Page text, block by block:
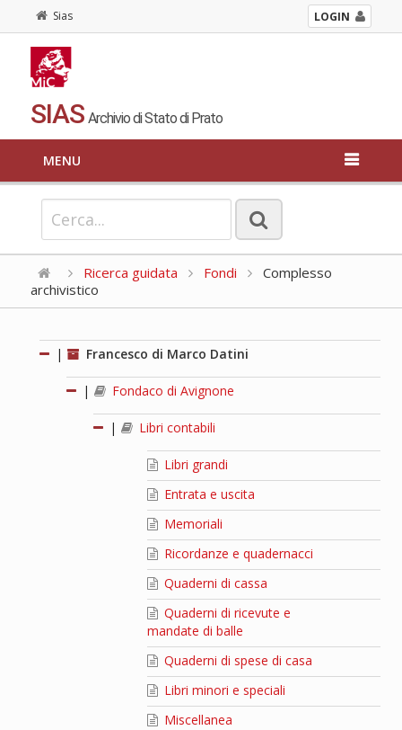
Sias LOGIN
SIAS Archivio di Stato di Prato
MENU
Ricerca guidata Fondi
Complesso
archivistico
| Francesco di Marco Datini
| Fondaco di Avignone
| Libri contabili
Libri grandi
Entrata e uscita
Memoriali
Ricordanze e quadernacci
Quaderni di cassa
Quaderni di ricevute e
mandate di balle
Quaderni di spese di casa
Libri minori e speciali
Miscellanea